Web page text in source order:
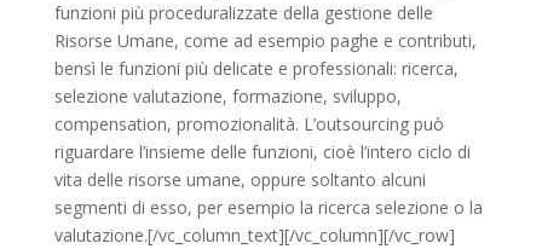
funzioni più proceduralizzate della gestione delle
Risorse Umane, come ad esempio paghe e contributi,
bensì le funzioni più delicate e professionali: ricerca,
selezione valutazione, formazione, sviluppo,
compensation, promozionalità. L’outsourcing può
riguardare l’insieme delle funzioni, cioè l’intero ciclo di
vita delle risorse umane, oppure soltanto alcuni
segmenti di esso, per esempio la ricerca selezione o la
valutazione.[/vc_column_text][/vc_column][/vc_row]